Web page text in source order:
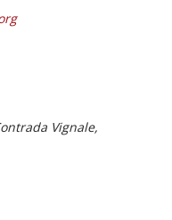
Vignale,